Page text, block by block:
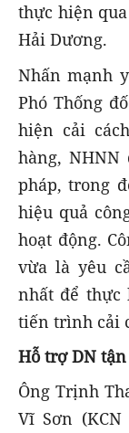
thực hiện
Hải Dương.
Nhấn mạnh
Phó Thống
hiện cải
hàng,
pháp, trong
hiệu quả
hoạt động.
vừa là yêu
nhất để thực
tiến trình cải
Hỗ trợ DN
Ông Trịnh
Vĩ Sơn